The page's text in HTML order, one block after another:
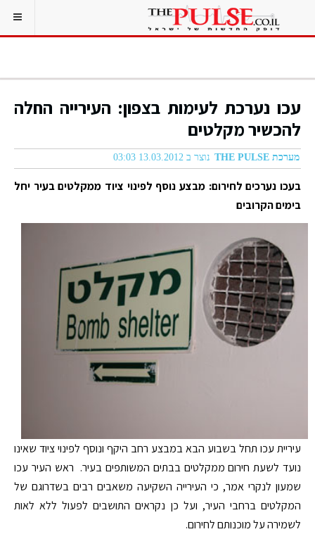
עכו נערכת לעימות בצפון: העירייה החלה
להכשיר מקלטים
מערכת THE PULSE נוצר ב 13.03.2012 03:03
בעכו נערכים לחירום: מבצע נוסף לפינוי ציוד ממקלטים בעיר יחל
בימים הקרובים
עיריית עכו תחל בשבוע הבא במבצע רחב היקף ונוסף לפינוי ציוד שאינו
נועד לשעת חירום ממקלטים בבתים המשותפים בעיר. ראש העיר עכו
שמעון לנקרי אמר, כי העירייה השקיעה משאבים רבים בשדרוגם של
המקלטים ברחבי העיר, ועל כן נקראים התושבים לפעול ללא לאות
לשמירה על מוכנותם לחירום.